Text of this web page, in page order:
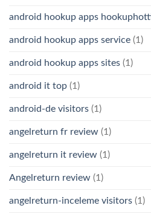
android hookup apps
android hookup apps service (1)
android hookup apps sites (1)
android it top (1)
android-de visitors (1)
angelreturn fr review (1)
angelreturn it review (1)
Angelreturn review (1)
angelreturn-inceleme visitors (1)